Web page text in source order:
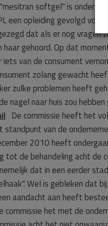
softgel" is
een opleiding gevolgd
dat als er nog vragen
haar gehoord. Op dat
iets van de consument
zolang gewacht
zulke problemen heeft
nagel naar huis zou
De commissie heeft het
standpunt van de
2010 heeft
tot de behandeling acht de
dat in een eerder
Wel is gebleken dat
aandacht aan heeft
commissie het met de